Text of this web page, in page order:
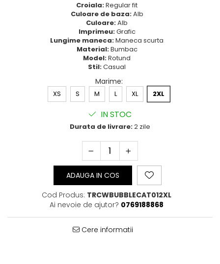
Bluze Alfabet
Bluze Fashion
Bluze Pisici
Croiala:Regular fit
Culoare de baza:Alb
Culoare:Alb
Imprimeu:Grafic
Lungime maneca:Maneca scurta
Material:Bumbac
Model:Rotund
Stil:Casual
Marime:
XS S M L XL 2XL
IN STOC
Durata de livrare:2 zile
ADAUGA IN COS
Cod Produs: TRCWBUBBLECAT012XL
Ai nevoie de ajutor? 0769188868
Cere informatii